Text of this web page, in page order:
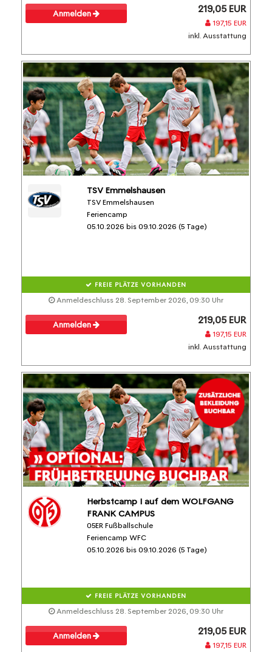
Anmelden 219,05 EUR
197,15 EUR
inkl. Ausstattung
TSV Emmelshausen
TSV Emmelshausen
Feriencamp
05.10.2026 bis 09.10.2026 (5 Tage)
FREIE PLÄTZE VORHANDEN
Anmeldeschluss 28. September 2026, 09:30 Uhr
Anmelden 219,05 EUR
197,15 EUR
inkl. Ausstattung
Herbstcamp I auf dem WOLFGANG
FRANK CAMPUS
05ER Fußballschule
Feriencamp WFC
05.10.2026 bis 09.10.2026 (5 Tage)
FREIE PLÄTZE VORHANDEN
Anmeldeschluss 28. September 2026, 09:30 Uhr
Anmelden 219,05 EUR
197,15 EUR